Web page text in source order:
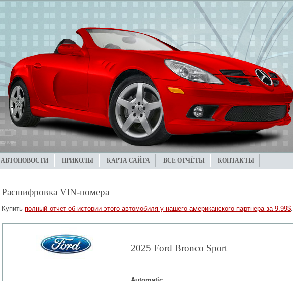
АВТОНОВОСТИ ПРИКОЛЫ КАРТА САЙТА ВСЕ ОТЧЁТЫ КОНТАКТЫ
Расшифровка VIN-номера
Купить полный отчет об истории этого автомобиля у нашего американского партнера за 9.99$.
2025 Ford Bronco Sport